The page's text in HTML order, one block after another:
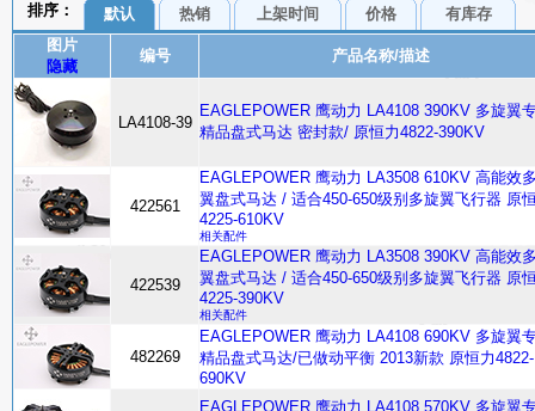
排序： 默认 热销 上架时间 价格
有库存
图片
隐藏
编号 产品名称/描述
LA4108-39
EAGLEPOWER 鹰动力 LA4108 390KV 多旋翼
精品盘式马达 密封款/ 原恒力4822-390KV
422561
EAGLEPOWER 鹰动力 LA3508 610KV 高能效
翼盘式马达 / 适合450-650级别多旋翼飞行器 原
4225-610KV
相关配件
422539
EAGLEPOWER 鹰动力 LA3508 390KV 高能效
翼盘式马达 / 适合450-650级别多旋翼飞行器 原
4225-390KV
相关配件
482269
EAGLEPOWER 鹰动力 LA4108 690KV 多旋翼
精品盘式马达/已做动平衡 2013新款 原恒力4822-
690KV
EAGLEPOWER 鹰动力 LA4108 570KV 多旋翼